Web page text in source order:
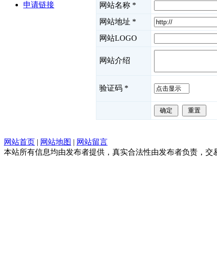
申请链接
网站名称 *
网站地址 *
网站LOGO
网站介绍
验证码 *
网站首页 | 网站地图 | 网站留言
本站所有信息均由发布者提供，真实合法性由发布者负责，